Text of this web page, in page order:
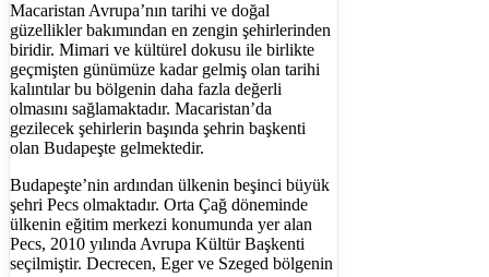
Macaristan Avrupa’nın tarihi ve doğal
güzellikler bakımından en zengin şehirlerinden
biridir. Mimari ve kültürel dokusu ile birlikte
geçmişten günümüze kadar gelmiş olan tarihi
kalıntılar bu bölgenin daha fazla değerli
olmasını sağlamaktadır. Macaristan’da
gezilecek şehirlerin başında şehrin başkenti
olan Budapeşte gelmektedir.
Budapeşte’nin ardından ülkenin beşinci büyük
şehri Pecs olmaktadır. Orta Çağ döneminde
ülkenin eğitim merkezi konumunda yer alan
Pecs, 2010 yılında Avrupa Kültür Başkenti
seçilmiştir. Decrecen, Eger ve Szeged bölgenin